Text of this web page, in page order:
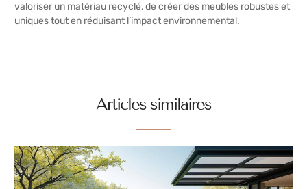
valoriser un matériau recyclé, de créer des meubles robustes et
uniques tout en réduisant l’impact environnemental.
Articles similaires